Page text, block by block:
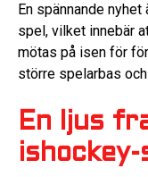
En spännande
spel, vilket innebär
mötas på isen för
större spelarbas
En ljus
ishockey-